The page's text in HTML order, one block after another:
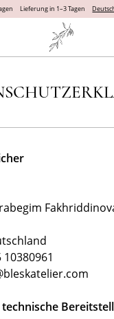
Lieferung in 1–3 Tagen